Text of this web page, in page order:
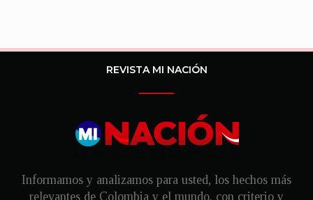
REVISTA MI NACIÓN
Informamos y analizamos para usted, los hechos más
relevantes de Colombia y el mundo, con criterio y